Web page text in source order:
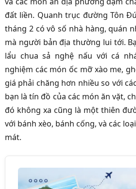
đất liền. Quanh trục đường Tôn
tháng 2 có vô số nhà hàng, quán
mà người bản địa thường lui tới.
lẩu chua sả nghệ nấu với cá
nghiệm các món ốc mỡ xào me,
giá phải chăng hơn nhiều so với
bạn là tín đồ của các món ăn vặt,
đó không xa cũng là một thiên
với bánh xèo, bánh cống, và các
mát.